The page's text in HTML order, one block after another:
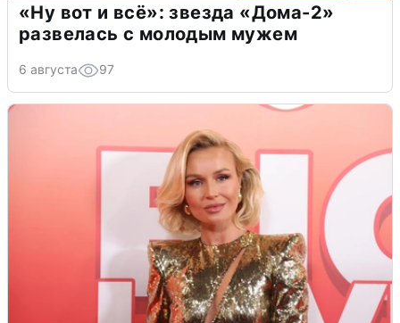
«Ну вот и всё»: звезда «Дома-2»
развелась с молодым мужем
6 августа 97